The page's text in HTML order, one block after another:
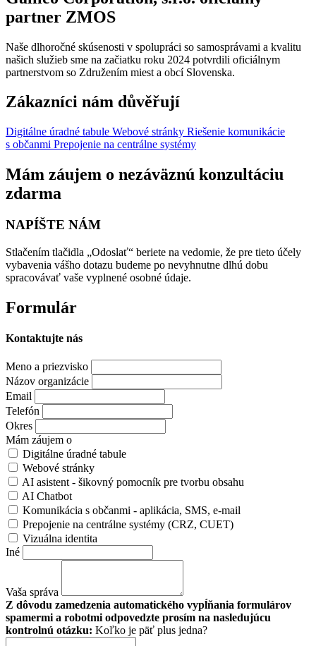
partner ZMOS
Naše dlhoročné skúsenosti v spolupráci so samosprávami a kvalitu
našich služieb sme na začiatku roku 2024 potvrdili oficiálnym
partnerstvom so Združením miest a obcí Slovenska.
Zákazníci nám důvěřují
Digitálne úradné tabule Webové stránky Riešenie komunikácie
s občanmi Prepojenie na centrálne systémy
Mám záujem o nezáväznú konzultáciu
zdarma
NAPÍŠTE NÁM
Stlačením tlačidla „Odoslať“ beriete na vedomie, že pre tieto účely
vybavenia vášho dotazu budeme po nevyhnutne dlhú dobu
spracovávať vaše vyplnené osobné údaje.
Formulár
Kontaktujte nás
Meno a priezvisko
Názov organizácie
Email
Telefón
Okres
Mám záujem o
Digitálne úradné tabule
Webové stránky
AI asistent - šikovný pomocník pre tvorbu obsahu
AI Chatbot
Komunikácia s občanmi - aplikácia, SMS, e-mail
Prepojenie na centrálne systémy (CRZ, CUET)
Vizuálna identita
Iné
Vaša správa
Z dôvodu zamedzenia automatického vypĺňania formulárov
spamermi a robotmi odpovedzte prosím na nasledujúcu
kontrolnú otázku: Koľko je päť plus jedna?